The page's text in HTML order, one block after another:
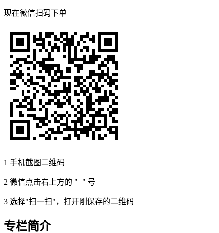
现在微信扫码下单
1 手机截图二维码
2 微信点击右上方的 "+" 号
3 选择"扫一扫"，打开刚保存的二维码
专栏简介